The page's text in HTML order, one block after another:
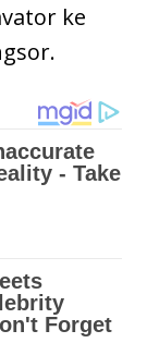
ke